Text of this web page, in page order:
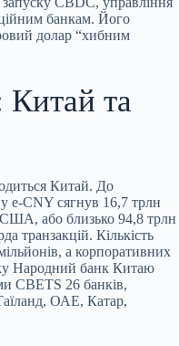
банкам. Його
долар “хибним
Китай та
Китай. До
e-CNY сягнув 16,7 трлн
або близько 94,8 трлн
транзакцій. Кількість
а корпоративних
Народний банк Китаю
CBETS 26 банків,
ОАЕ, Катар,